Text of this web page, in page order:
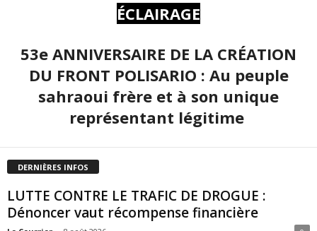
ÉCLAIRAGE
53e ANNIVERSAIRE DE LA CRÉATION
DU FRONT POLISARIO : Au peuple
sahraoui frère et à son unique
représentant légitime
DERNIÈRES INFOS
LUTTE CONTRE LE TRAFIC DE DROGUE :
Dénoncer vaut récompense financière